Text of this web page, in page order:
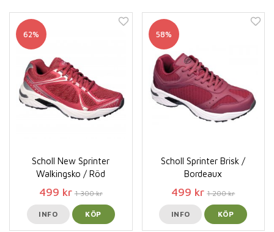
62%
Scholl New Sprinter
Walkingsko / Röd
499 kr 1 300 kr
INFO KÖP
58%
Scholl Sprinter Brisk /
Bordeaux
499 kr 1 200 kr
INFO KÖP